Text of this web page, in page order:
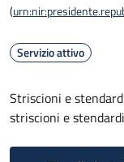
(
Servizio attivo
Striscioni e
striscioni e stendardi